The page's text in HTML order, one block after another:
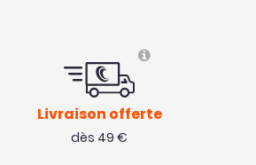
Livraison offerte
dès 49 €